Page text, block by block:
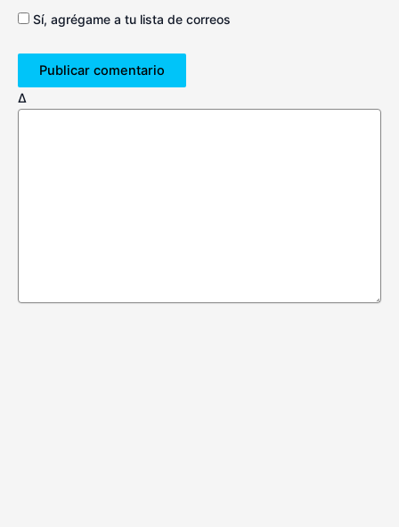
Sí, agrégame a tu lista de correos
Δ